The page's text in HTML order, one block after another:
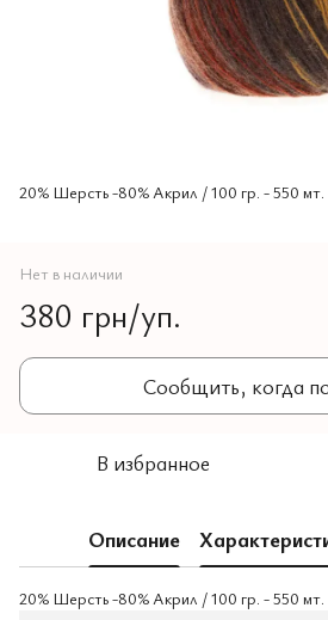
20% Шерсть -80% Aкрил / 100 гр. - 550 мт.
Нет в наличии
380 грн/уп.
Сообщить, когда
В избранное
Описание
20% Шерсть -80% Aкрил / 100 гр. - 550 мт.